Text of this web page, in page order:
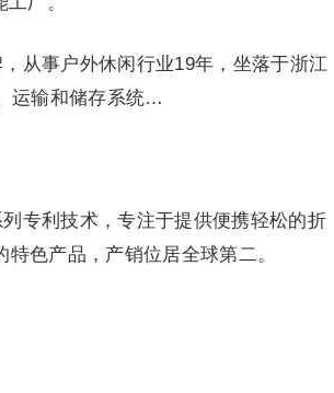
从事户外休闲行业19年，坐落于浙江
运输和储存系统…
专利技术，专注于提供便携轻松的折
色产品，产销位居全球第二。